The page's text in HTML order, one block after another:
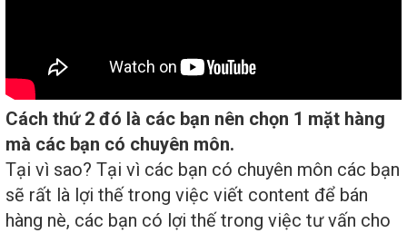
Cách thứ 2 đó là các bạn nên chọn 1 mặt hàng
mà các bạn có chuyên môn.
Tại vì sao? Tại vì các bạn có chuyên môn các bạn
sẽ rất là lợi thế trong việc viết content để bán
hàng nè, các bạn có lợi thế trong việc tư vấn cho